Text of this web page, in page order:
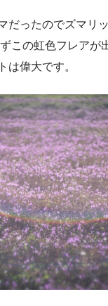
だったのでズマリ
この虹色フレアが
は偉大です。